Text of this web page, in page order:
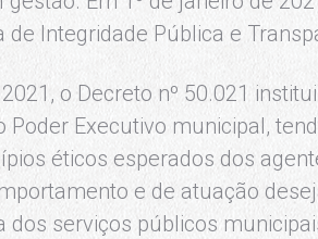
de Integridade Pública e
o Decreto nº 50.021
Poder Executivo municipal,
éticos esperados dos
e de atuação
dos serviços públicos